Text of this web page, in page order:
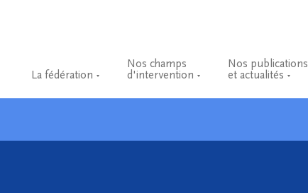
La fédération
Nos champs
d'intervention
Nos publications
et actualités